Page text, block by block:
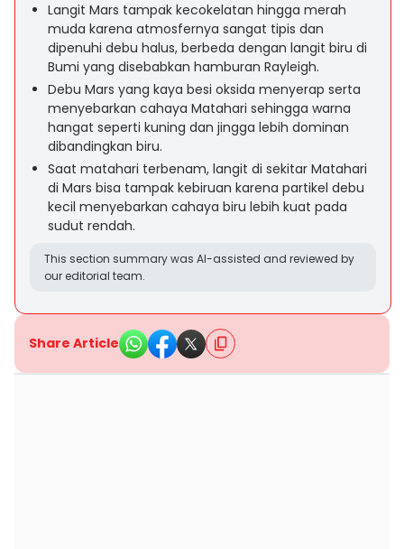
Langit Mars tampak kecokelatan hingga merah
muda karena atmosfernya sangat tipis dan
dipenuhi debu halus, berbeda dengan langit biru di
Bumi yang disebabkan hamburan Rayleigh.
Debu Mars yang kaya besi oksida menyerap serta
menyebarkan cahaya Matahari sehingga warna
hangat seperti kuning dan jingga lebih dominan
dibandingkan biru.
Saat matahari terbenam, langit di sekitar Matahari
di Mars bisa tampak kebiruan karena partikel debu
kecil menyebarkan cahaya biru lebih kuat pada
sudut rendah.
This section summary was AI-assisted and reviewed by
our editorial team.
Share Article